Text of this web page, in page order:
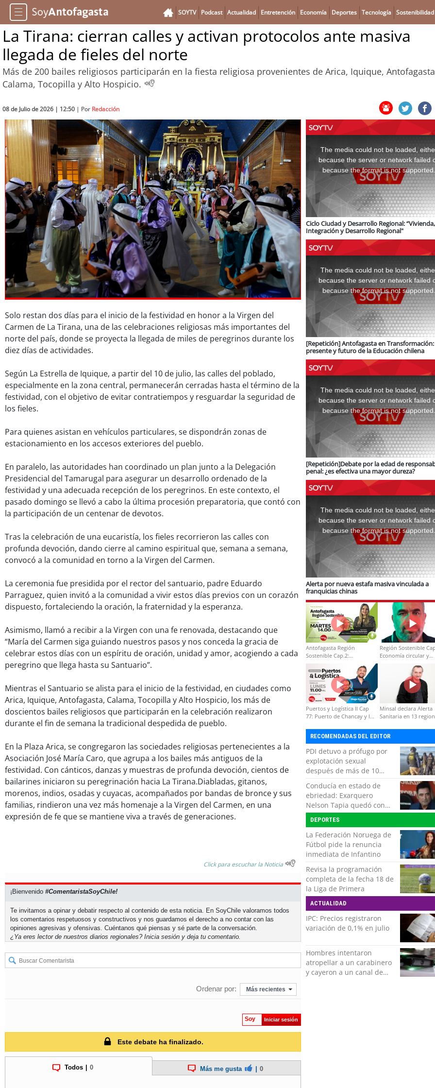
SOYTV Podcast Actualidad Entretención Economía Deportes Tecnología Sostenibilidad
La Tirana: cierran calles y activan protocolos ante masiva
llegada de fieles del norte
Más de 200 bailes religiosos participarán en la fiesta religiosa provenientes de Arica, Iquique,
Calama, Tocopilla y Alto Hospicio.
08 de Julio de 2026 | 12:50 | Por Redacción
Solo restan dos días para el inicio de la festividad en honor a la Virgen del
Carmen de La Tirana, una de las celebraciones religiosas más importantes del
norte del país, donde se proyecta la llegada de miles de peregrinos durante los
diez días de actividades.
Según La Estrella de Iquique, a partir del 10 de julio, las calles del poblado,
especialmente en la zona central, permanecerán cerradas hasta el término de la
festividad, con el objetivo de evitar contratiempos y resguardar la seguridad de
los fieles.
Para quienes asistan en vehículos particulares, se dispondrán zonas de
estacionamiento en los accesos exteriores del pueblo.
En paralelo, las autoridades han coordinado un plan junto a la Delegación
Presidencial del Tamarugal para asegurar un desarrollo ordenado de la
festividad y una adecuada recepción de los peregrinos. En este contexto, el
pasado domingo se llevó a cabo la última procesión preparatoria, que contó con
la participación de un centenar de devotos.
Tras la celebración de una eucaristía, los fieles recorrieron las calles con
profunda devoción, dando cierre al camino espiritual que, semana a semana,
convocó a la comunidad en torno a la Virgen del Carmen.
La ceremonia fue presidida por el rector del santuario, padre Eduardo
Parraguez, quien invitó a la comunidad a vivir estos días previos con un corazón
dispuesto, fortaleciendo la oración, la fraternidad y la esperanza.
Asimismo, llamó a recibir a la Virgen con una fe renovada, destacando que
“María del Carmen siga guiando nuestros pasos y nos conceda la gracia de
celebrar estos días con un espíritu de oración, unidad y amor, acogiendo a cada
peregrino que llega hasta su Santuario”.
Mientras el Santuario se alista para el inicio de la festividad, en ciudades como
Arica, Iquique, Antofagasta, Calama, Tocopilla y Alto Hospicio, los más de
doscientos bailes religiosos que participarán en la celebración realizaron
durante el fin de semana la tradicional despedida de pueblo.
En la Plaza Arica, se congregaron las sociedades religiosas pertenecientes a la
Asociación José María Caro, que agrupa a los bailes más antiguos de la
festividad. Con cánticos, danzas y muestras de profunda devoción, cientos de
bailarines iniciaron su peregrinación hacia La Tirana.Diabladas, gitanos,
morenos, indios, osadas y cuyacas, acompañados por bandas de bronce y sus
familias, rindieron una vez más homenaje a la Virgen del Carmen, en una
expresión de fe que se mantiene viva a través de generaciones.
Click para escuchar la Noticia
¡Bienvenido #ComentaristaSoyChile!
Te invitamos a opinar y debatir respecto al contenido de esta noticia. En SoyChile valoramos todos
los comentarios respetuosos y constructivos y nos guardamos el derecho a no contar con las
opiniones agresivas y ofensivas. Cuéntanos qué piensas y sé parte de la conversación.
¿Ya eres lector de nuestros diarios regionales? Inicia sesión y deja tu comentario.
Ordenar por: Más recientes
Soy Iniciar sesión
Este debate ha finalizado.
Todos 0 Más me gusta 0
window.
The media could not be loaded,
because the server or network failed
because the format is not supported.
Ciclo Ciudad y Desarrollo Regional: “Vivienda,
Integración y Desarrollo Regional"
window.
The media could not be loaded,
because the server or network failed
because the format is not supported.
[Repetición] Antofagasta en Transformación:
presente y futuro de la Educación chilena
window.
The media could not be loaded,
because the server or network failed
because the format is not supported.
[Repetición]Debate por la edad de
penal: ¿es efectiva una mayor dureza?
window.
The media could not be loaded,
because the server or network failed
because the format is not supported.
Alerta por nueva estafa masiva vinculada a
franquicias chinas
Antofagasta Región
Sostenible Cap.2:
Educación ambiental y
formación de capacidades
técnicas
Región Sostenible
Economía circular y
Puertos y Logística II Cap
77: Puerto de Chancay y la
Minsal declara Alerta
Sanitaria en 13
RECOMENDADAS DEL EDITOR
PDI detuvo a prófugo por
explotación sexual
después de más de 10
horas de navegación en la
zona austral
Conducía en estado de
ebriedad: Exarquero
Nelson Tapia quedó con
lesiones graves tras
accidente vehicular
DEPORTES
La Federación Noruega de
Fútbol pide la renuncia
inmediata de Infantino
Revisa la programación
completa de la fecha 18 de
la Liga de Primera
ACTUALIDAD
IPC: Precios registraron
variación de 0,1% en julio
Hombres intentaron
atropellar a un carabinero
y cayeron a un canal de